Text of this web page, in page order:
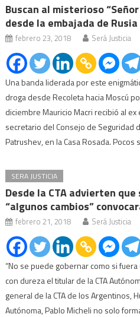
Buscan al misterioso
desde la embajada de Rusia
febrero 23, 2018 Será Justicia
Una banda liderada por este
droga desde Recoleta hacia Moscú
diciembre Mauricio Macri recibió al ex
secretario del Consejo de Seguridad
Patrushev, en la Casa Rosada.
SERA JUSTICIA
Desde la CTA advierten
“algunos cambios”
febrero 21, 2018 Será Justicia
“No se puede gobernar como si
con dureza el titular de la CTA
general de la CTA de los Argentinos,
Autónoma, Pablo Micheli no solo